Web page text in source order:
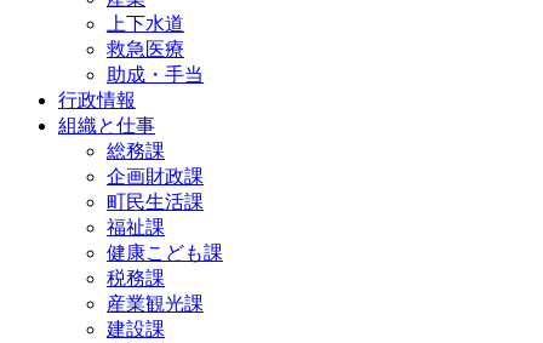
上下水道
救急医療
助成・手当
行政情報
組織と仕事
総務課
企画財政課
町民生活課
福祉課
健康こども課
税務課
産業観光課
建設課